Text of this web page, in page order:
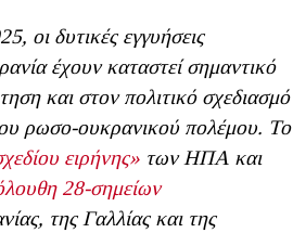
οι δυτικές εγγυήσεις
έχουν καταστεί σημαντικό
και στον πολιτικό σχεδιασμό
ρωσο-ουκρανικού πολέμου. Το
ειρήνης» των ΗΠΑ και
28-σημείων
της Γαλλίας και της